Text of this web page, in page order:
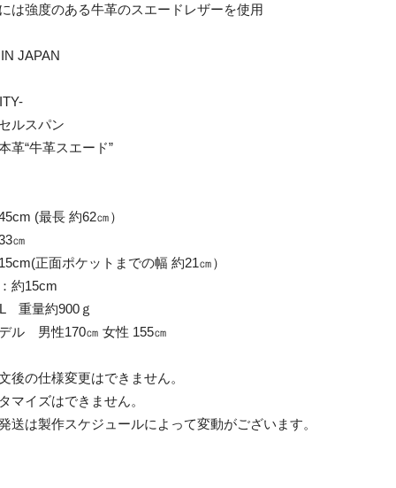
は強度のある牛革のスエードレザーを使用
JAPAN
ルスパン
革“牛革スエード”
(最長 約62㎝）
㎝
正面ポケットまでの幅 約21㎝）
約15cm
重量約900ｇ
ル 男性170㎝ 女性 155㎝
後の仕様変更はできません。
マイズはできません。
送は製作スケジュールによって変動がございます。